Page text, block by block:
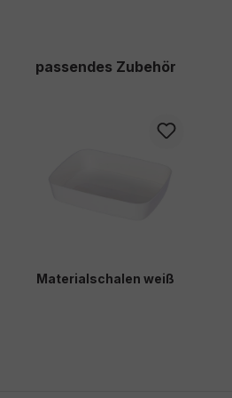
Produktgalerie überspringen
passendes Zubehör
Materialschalen weiß